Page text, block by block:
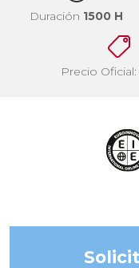
Duración 1500 H
Precio